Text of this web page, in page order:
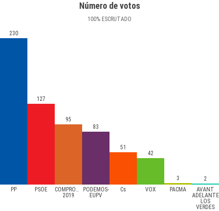
Número de votos
100% ESCRUTADO
PP PSOE
COMPROMÍS
2019
PODEMOS-
EUPV
Cs VOX PACMA
AVANT
ADELANTE
LOS
VERDES
230
127
95
83
51
42
3 2